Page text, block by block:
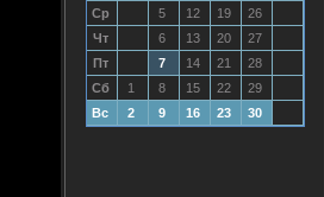
Ср
5 12 19
26
Чт
6 13 20
27
Пт
7 14 21
28
Сб
1 8 15 22
29
Вс
2 9 16 23 30